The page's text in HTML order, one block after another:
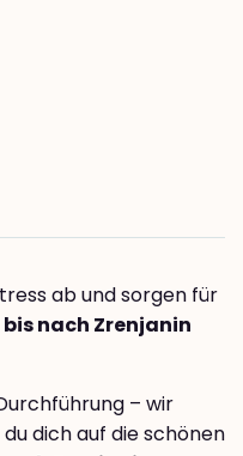
ab und sorgen für
nach Zrenjanin
– wir
dich auf die schönen